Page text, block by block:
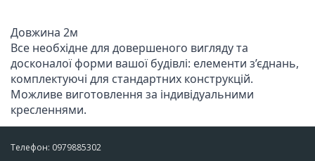
Довжина 2м
Все необхідне для довершеного вигляду та
досконалої форми вашої будівлі: елементи з’єднань,
комплектуючі для стандартних конструкцій.
Можливе виготовлення за індивідуальними
кресленнями.
Телефон: 0979885302